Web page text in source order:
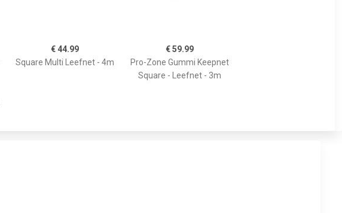
€ 44.99
Square Multi Leefnet - 4m
€ 59.99
Pro-Zone Gummi Keepnet
Square - Leefnet - 3m